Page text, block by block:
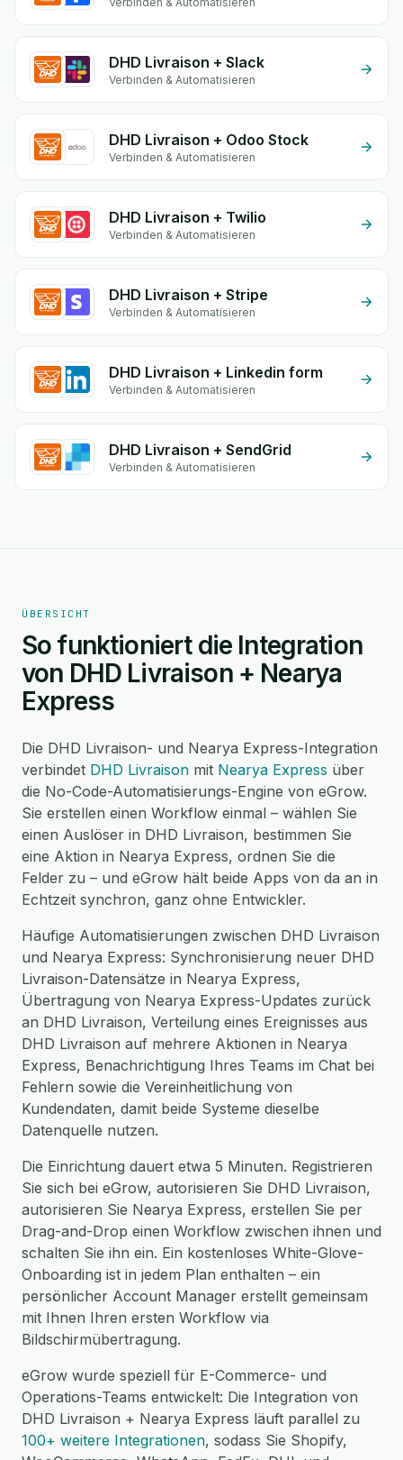
DHD Livraison + Slack
Verbinden & Automatisieren
DHD Livraison + Odoo Stock
Verbinden & Automatisieren
DHD Livraison + Twilio
Verbinden & Automatisieren
DHD Livraison + Stripe
Verbinden & Automatisieren
DHD Livraison + Linkedin form
Verbinden & Automatisieren
DHD Livraison + SendGrid
Verbinden & Automatisieren
ÜBERSICHT
So funktioniert die Integration
von DHD Livraison + Nearya
Express
Die DHD Livraison- und Nearya Express-Integration
verbindet DHD Livraison mit Nearya Express über
die No-Code-Automatisierungs-Engine von eGrow.
Sie erstellen einen Workflow einmal – wählen Sie
einen Auslöser in DHD Livraison, bestimmen Sie
eine Aktion in Nearya Express, ordnen Sie die
Felder zu – und eGrow hält beide Apps von da an in
Echtzeit synchron, ganz ohne Entwickler.
Häufige Automatisierungen zwischen DHD Livraison
und Nearya Express: Synchronisierung neuer DHD
Livraison-Datensätze in Nearya Express,
Übertragung von Nearya Express-Updates zurück
an DHD Livraison, Verteilung eines Ereignisses aus
DHD Livraison auf mehrere Aktionen in Nearya
Express, Benachrichtigung Ihres Teams im Chat bei
Fehlern sowie die Vereinheitlichung von
Kundendaten, damit beide Systeme dieselbe
Datenquelle nutzen.
Die Einrichtung dauert etwa 5 Minuten. Registrieren
Sie sich bei eGrow, autorisieren Sie DHD Livraison,
autorisieren Sie Nearya Express, erstellen Sie per
Drag-and-Drop einen Workflow zwischen ihnen und
schalten Sie ihn ein. Ein kostenloses White-Glove-
Onboarding ist in jedem Plan enthalten – ein
persönlicher Account Manager erstellt gemeinsam
mit Ihnen Ihren ersten Workflow via
Bildschirmübertragung.
eGrow wurde speziell für E-Commerce- und
Operations-Teams entwickelt: Die Integration von
DHD Livraison + Nearya Express läuft parallel zu
100+ weitere Integrationen, sodass Sie Shopify,